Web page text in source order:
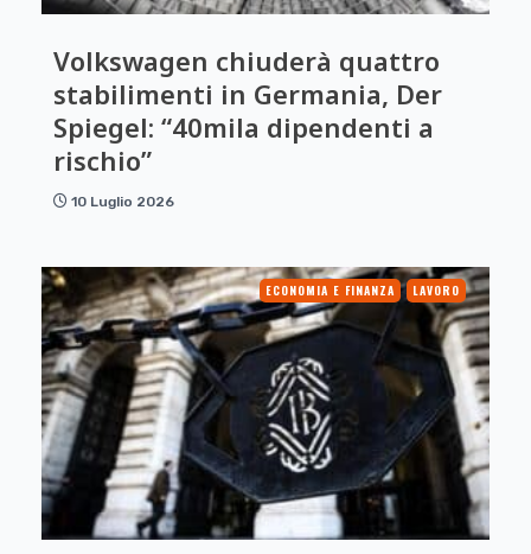
Volkswagen chiuderà quattro
stabilimenti in Germania, Der
Spiegel: “40mila dipendenti a
rischio”
10 Luglio 2026
ECONOMIA E FINANZA LAVORO